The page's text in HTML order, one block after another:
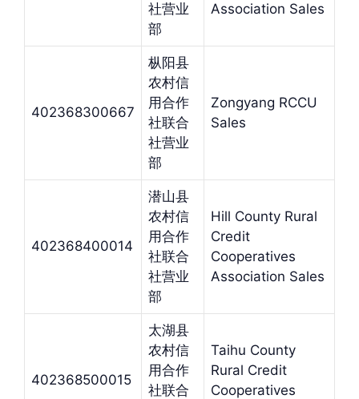
社营业
部
Association Sales
402368300667
枞阳县
农村信
用合作
社联合
社营业
部
Zongyang RCCU
Sales
402368400014
潜山县
农村信
用合作
社联合
社营业
部
Hill County Rural
Credit
Cooperatives
Association Sales
402368500015
太湖县
农村信
用合作
社联合
Taihu County
Rural Credit
Cooperatives